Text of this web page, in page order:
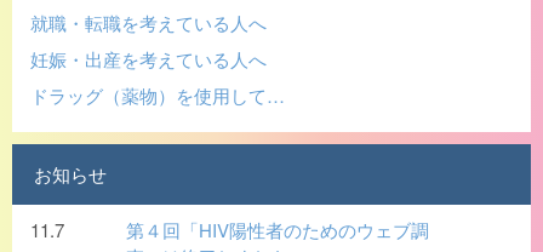
就職・転職を考えている人へ
妊娠・出産を考えている人へ
ドラッグ（薬物）を使用して…
お知らせ
11.7
第４回「HIV陽性者のためのウェブ調